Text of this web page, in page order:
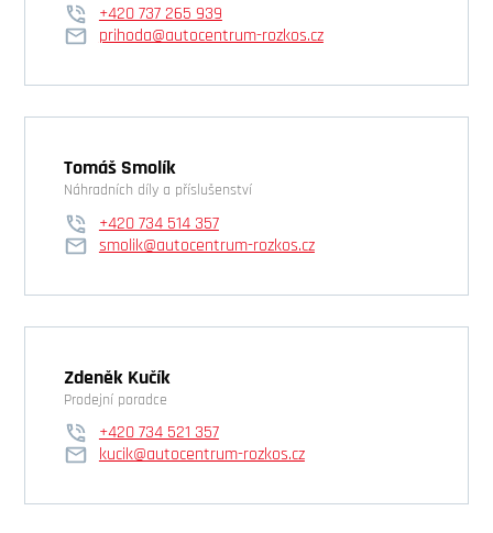
+420 737 265 939
prihoda@autocentrum-rozkos.cz
Tomáš Smolík
Náhradních díly a příslušenství
+420 734 514 357
smolik@autocentrum-rozkos.cz
Zdeněk Kučík
Prodejní poradce
+420 734 521 357
kucik@autocentrum-rozkos.cz